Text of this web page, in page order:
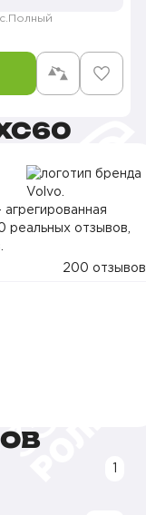
Полный
реальных отзывов,
200 отзывов